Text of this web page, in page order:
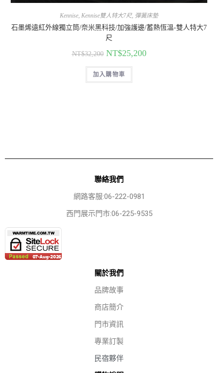
Kennise, Kennise雙人特大7尺, 彈簧床墊
石墨烯遠紅外線獨立筒/奈米黑科技/加強護邊/蓄熱恆溫-雙人特大7
尺
NT$32,200 NT$25,200
加入購物車
聯絡我們
網路客服:06-222-0981
西門展示門市:06-225-9535
關於我們
品牌故事
商店簡介
門市資訊
專業訂製
民宿夥伴